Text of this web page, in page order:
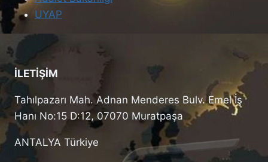
UYAP
İLETİŞİM
Tahılpazarı Mah. Adnan Menderes Bulv. Emel İş
Hanı No:15 D:12, 07070 Muratpaşa
ANTALYA Türkiye